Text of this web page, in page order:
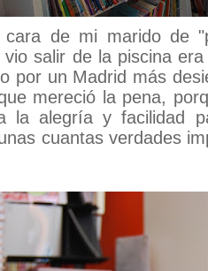
de mi marido de
vio salir de la piscina
por un Madrid más
mereció la pena,
la alegría y facilidad
cuantas verdades